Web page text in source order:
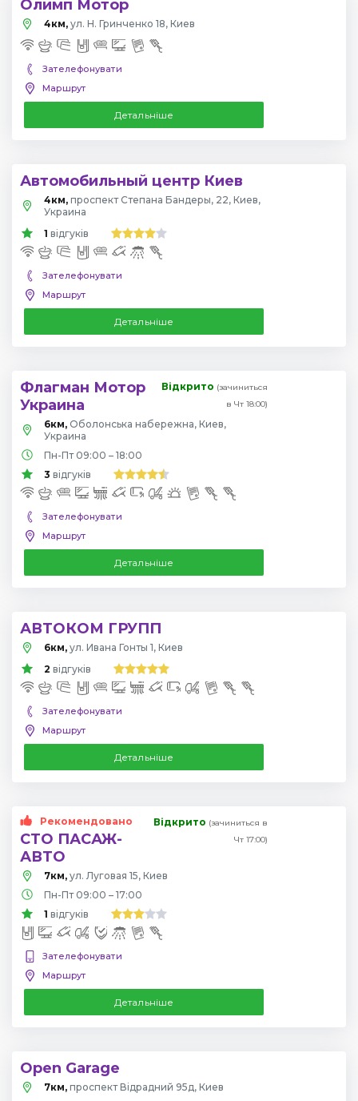
Олимп Мотор
4км, ул. Н. Гринченко 18, Киев
Зателефонувати
Маршрут
Детальніше
Автомобильный центр Киев
4км, проспект Степана Бандеры, 22, Киев,
Украина
1 відгуків
Зателефонувати
Маршрут
Детальніше
Флагман Мотор
Украина
Відкрито (зачиниться
в Чт 18:00)
6км, Оболонська набережна, Киев,
Украина
Пн-Пт 09:00 – 18:00
3 відгуків
Зателефонувати
Маршрут
Детальніше
АВТОКОМ ГРУПП
6км, ул. Ивана Гонты 1, Киев
2 відгуків
Зателефонувати
Маршрут
Детальніше
Рекомендовано
СТО ПАСАЖ-
АВТО
Відкрито (зачиниться в
Чт 17:00)
7км, ул. Луговая 15, Киев
Пн-Пт 09:00 – 17:00
1 відгуків
Зателефонувати
Маршрут
Детальніше
Open Garage
7км, проспект Відрадний 95д, Киев